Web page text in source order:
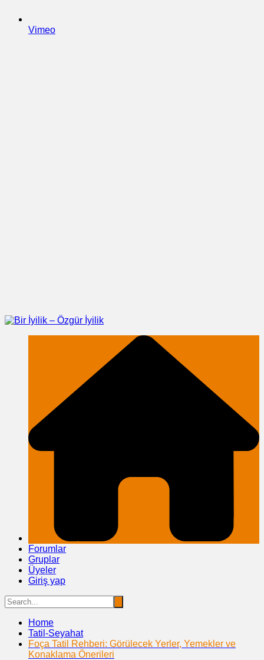
Vimeo
Forumlar
Gruplar
Üyeler
Giriş yap
Home
Tatil-Seyahat
Foça Tatil Rehberi: Görülecek Yerler, Yemekler ve
Konaklama Önerileri